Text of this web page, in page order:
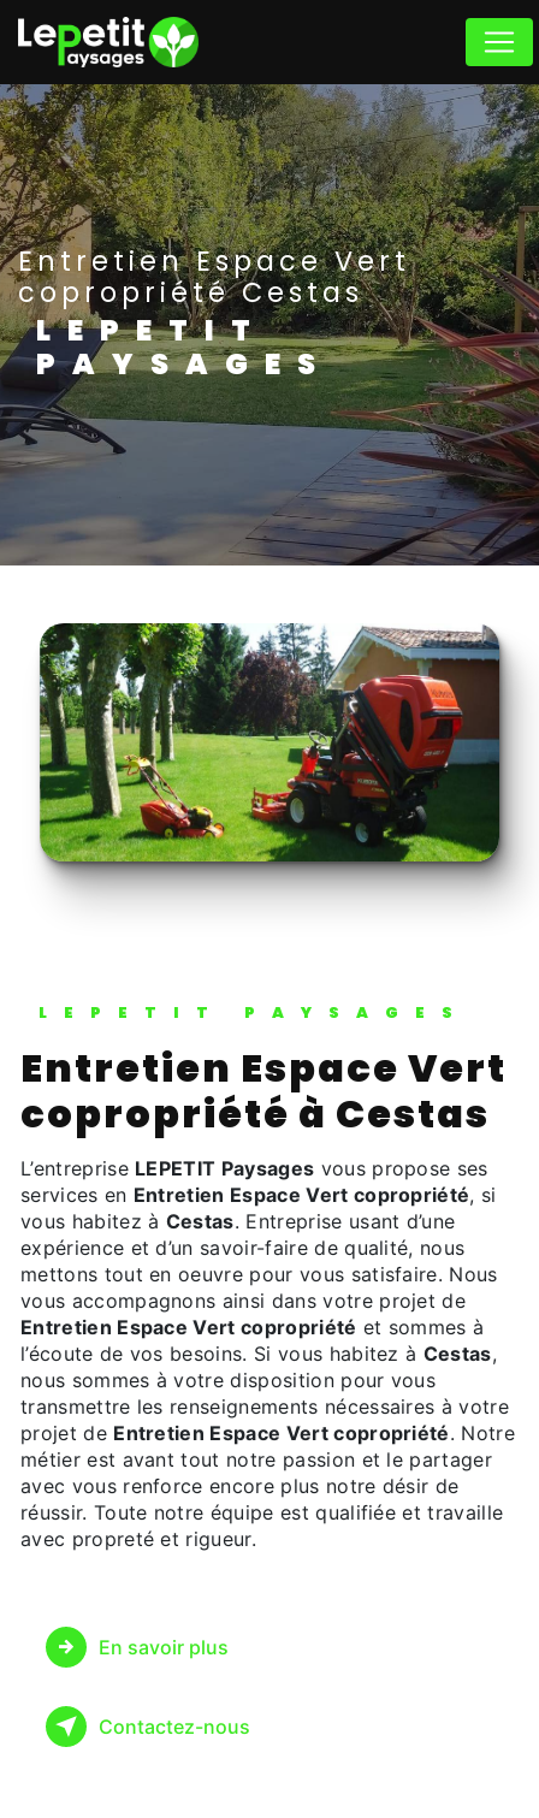
Entretien Espace Vert
copropriété Cestas
LEPETIT
PAYSAGES
LEPETIT PAYSAGES
Entretien Espace Vert
copropriété à Cestas
L’entreprise LEPETIT Paysages vous propose ses
services en Entretien Espace Vert copropriété, si
vous habitez à Cestas. Entreprise usant d’une
expérience et d’un savoir-faire de qualité, nous
mettons tout en oeuvre pour vous satisfaire. Nous
vous accompagnons ainsi dans votre projet de
Entretien Espace Vert copropriété et sommes à
l’écoute de vos besoins. Si vous habitez à Cestas,
nous sommes à votre disposition pour vous
transmettre les renseignements nécessaires à votre
projet de Entretien Espace Vert copropriété. Notre
métier est avant tout notre passion et le partager
avec vous renforce encore plus notre désir de
réussir. Toute notre équipe est qualifiée et travaille
avec propreté et rigueur.
En savoir plus
Contactez-nous
Panneau de gestion des cookies